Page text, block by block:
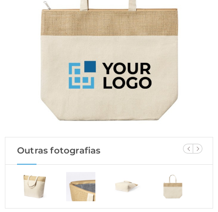
Outras fotografias